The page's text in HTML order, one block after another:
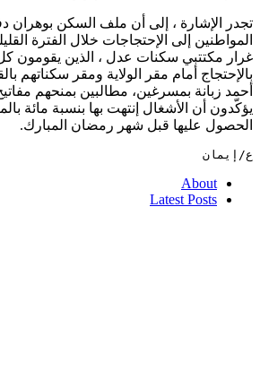
تجدر الإشارة ، إلى أن ملف السكن بوهران
المواطنين إلى الإحتجاجات خلال الفترة
غرار مكتتبي سكنات عدل ، الذين يقومون
بالإحتجاج أمام مقر الولاية ومقر سكناتهم
أحمد زبانة بمسرغين، مطالبين بمنحهم
يؤكّدون أن الأشغال إنتهت بها بنسبة مائة
الحصول عليها قبل شهر رمضان المبارك.
ع/إيمان
About
Latest Posts